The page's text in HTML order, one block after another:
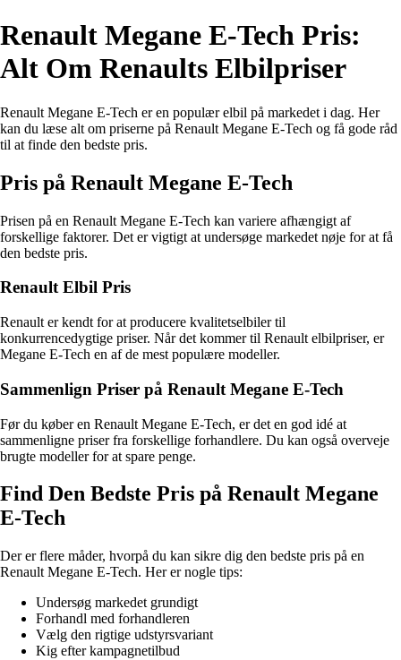
Renault Megane E-Tech Pris:
Alt Om Renaults Elbilpriser
Renault Megane E-Tech er en populær elbil på markedet i dag. Her
kan du læse alt om priserne på Renault Megane E-Tech og få gode råd
til at finde den bedste pris.
Pris på Renault Megane E-Tech
Prisen på en Renault Megane E-Tech kan variere afhængigt af
forskellige faktorer. Det er vigtigt at undersøge markedet nøje for at få
den bedste pris.
Renault Elbil Pris
Renault er kendt for at producere kvalitetselbiler til
konkurrencedygtige priser. Når det kommer til Renault elbilpriser, er
Megane E-Tech en af de mest populære modeller.
Sammenlign Priser på Renault Megane E-Tech
Før du køber en Renault Megane E-Tech, er det en god idé at
sammenligne priser fra forskellige forhandlere. Du kan også overveje
brugte modeller for at spare penge.
Find Den Bedste Pris på Renault Megane
E-Tech
Der er flere måder, hvorpå du kan sikre dig den bedste pris på en
Renault Megane E-Tech. Her er nogle tips:
Undersøg markedet grundigt
Forhandl med forhandleren
Vælg den rigtige udstyrsvariant
Kig efter kampagnetilbud